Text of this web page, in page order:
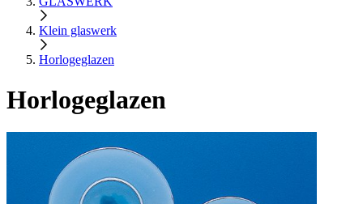
Klein glaswerk
Horlogeglazen
Horlogeglazen